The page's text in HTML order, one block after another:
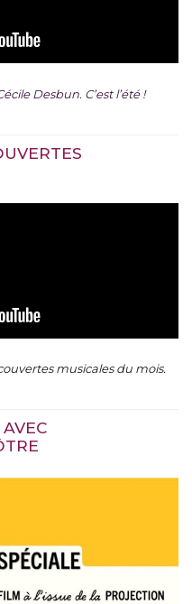
Desbun. C’est l’été !
musicales du mois.